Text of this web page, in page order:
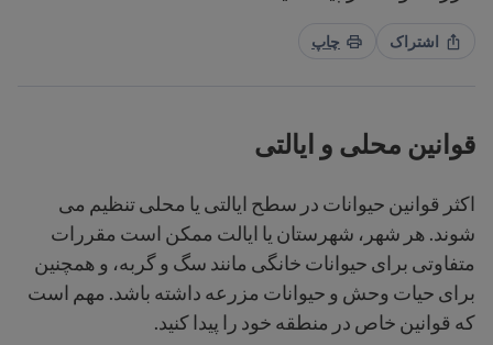
اشتراک چاپ
قوانین محلی و ایالتی
اکثر قوانین حیوانات در سطح ایالتی یا محلی تنظیم می
شوند. هر شهر، شهرستان یا ایالت ممکن است مقررات
متفاوتی برای حیوانات خانگی مانند سگ و گربه، و همچنین
برای حیات وحش و حیوانات مزرعه داشته باشد. مهم است
که قوانین خاص در منطقه خود را پیدا کنید.